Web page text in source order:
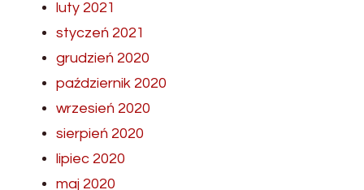
luty 2021
styczeń 2021
grudzień 2020
październik 2020
wrzesień 2020
sierpień 2020
lipiec 2020
maj 2020